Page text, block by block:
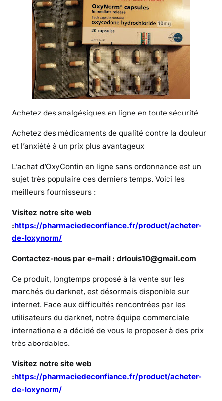
k
l
i
i
n
O
ù
u
s
-
a
r
e
l
’
O
x
r
Achetez des analgésiques en ligne en toute sécurité
Achetez des médicaments de qualité contre la douleur
et l’anxiété à un prix plus avantageux
L’achat d’OxyContin en ligne sans ordonnance est un
sujet très populaire ces derniers temps. Voici les
meilleurs fournisseurs :
Visitez notre site web
:https://pharmaciedeconfiance.fr/product/acheter-
de-loxynorm/
Contactez-nous par e-mail : drlouis10@gmail.com
Ce produit, longtemps proposé à la vente sur les
marchés du darknet, est désormais disponible sur
internet. Face aux difficultés rencontrées par les
utilisateurs du darknet, notre équipe commerciale
internationale a décidé de vous le proposer à des prix
très abordables.
Visitez notre site web
:https://pharmaciedeconfiance.fr/product/acheter-
de-loxynorm/